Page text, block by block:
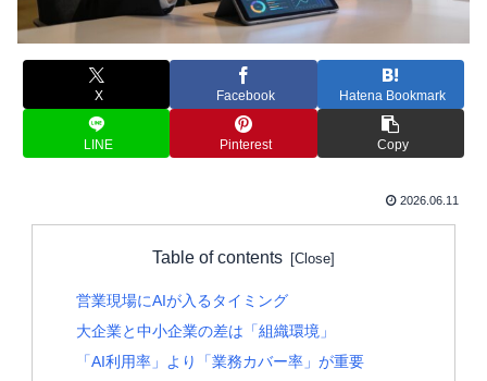
X Facebook Hatena Bookmark
LINE Pinterest Copy
2026.06.11
Table of contents
営業現場にAIが入るタイミング
大企業と中小企業の差は「組織環境」
「AI利用率」より「業務カバー率」が重要